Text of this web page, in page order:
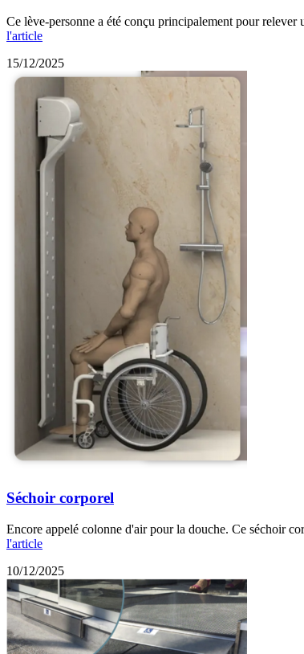
Ce lève-personne a été conçu principalement pour
l'article
15/12/2025
Séchoir corporel
Encore appelé colonne d'air pour la douche. Ce séchoir
l'article
10/12/2025